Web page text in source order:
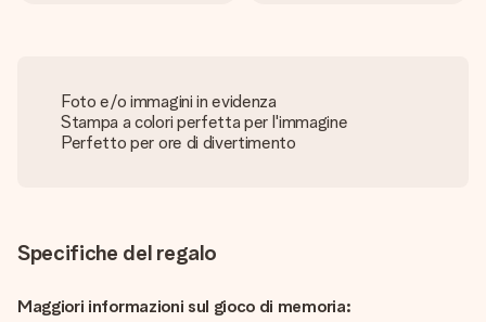
Foto e/o immagini in evidenza
Stampa a colori perfetta per l'immagine
Perfetto per ore di divertimento
Specifiche del regalo
Maggiori informazioni sul gioco di memoria: